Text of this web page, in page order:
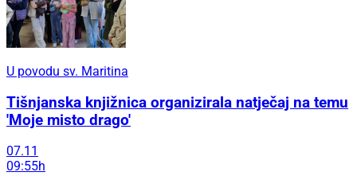
U povodu sv. Maritina
Tišnjanska knjižnica organizirala natječaj na temu
'Moje misto drago'
07.11
09:55h